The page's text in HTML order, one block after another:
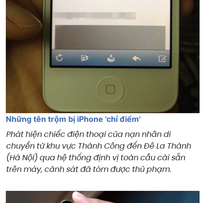
Những tên trộm bị iPhone 'chỉ điểm'
Phát hiện chiếc điện thoại của nạn nhân di
chuyển từ khu vực Thành Công đến Đê La Thành
(Hà Nội) qua hệ thống định vị toàn cầu cài sẵn
trên máy, cảnh sát đã tóm được thủ phạm.